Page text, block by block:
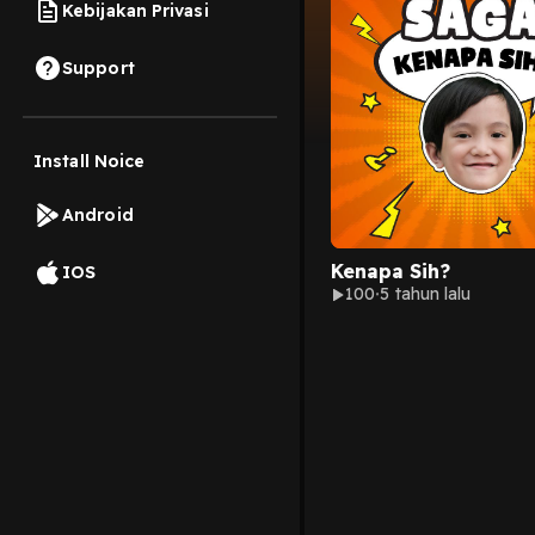
Kebijakan Privasi
Support
Install Noice
Android
IOS Kenapa Sih?
100 5 tahun lalu